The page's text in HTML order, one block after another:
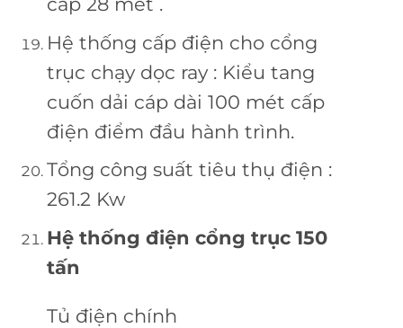
Hệ thống cấp điện cho cổng
trục chạy dọc ray : Kiểu tang
cuốn dải cáp dài 100 mét cấp
điện điểm đầu hành trình.
Tổng công suất tiêu thụ điện :
261.2 Kw
Hệ thống điện cổng trục 150
tấn
Tủ điện chính